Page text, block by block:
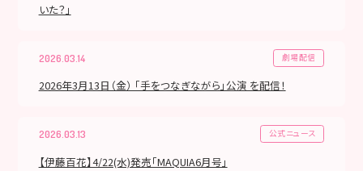
いた？」
2026.03.14 劇場配信
2026年3月13日（金） 「手をつなぎながら」公演 を配信！
2026.03.13 公式ニュース
【伊藤百花】4/22(水)発売「MAQUIA6月号」